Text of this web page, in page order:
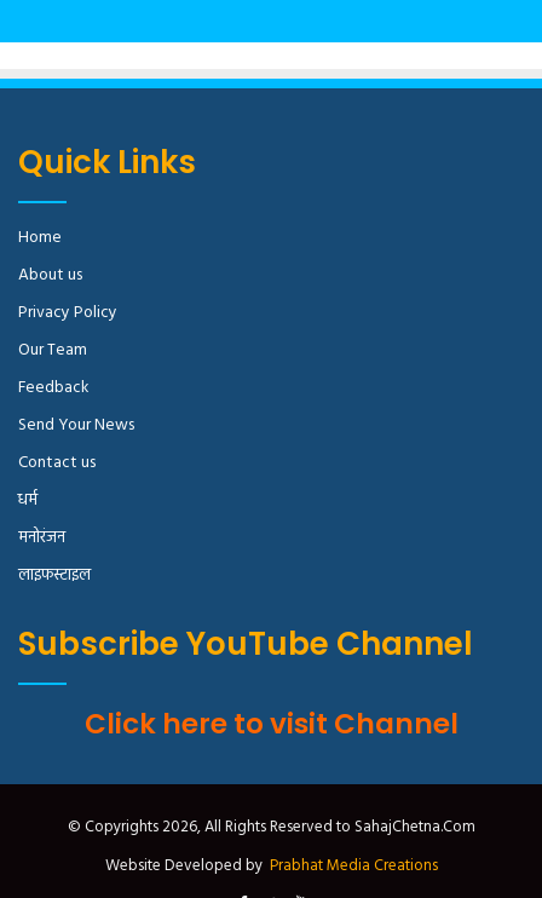
Quick Links
Home
About us
Privacy Policy
Our Team
Feedback
Send Your News
Contact us
धर्म
मनोरंजन
लाइफस्टाइल
Subscribe YouTube Channel
Click here to visit Channel
© Copyrights 2026, All Rights Reserved to SahajChetna.Com
Website Developed by Prabhat Media Creations